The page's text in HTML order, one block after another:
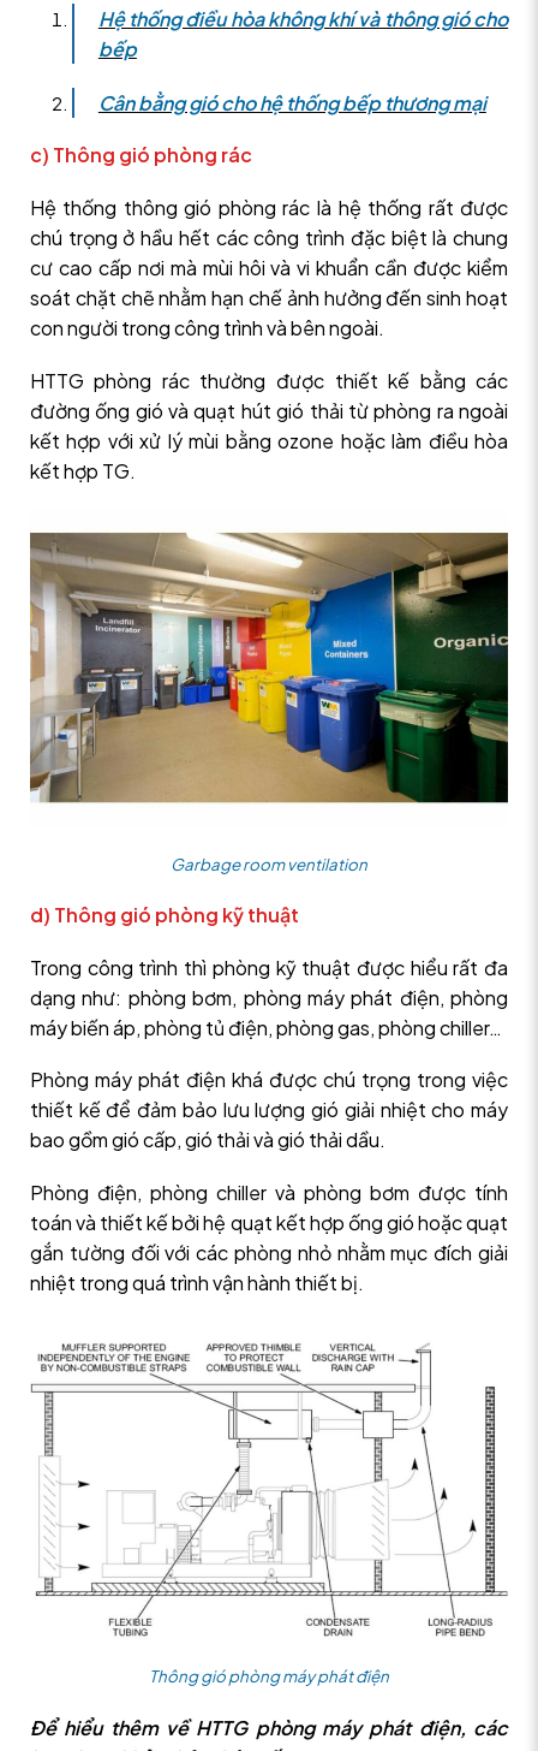
Hệ thống điều hòa không khí và thông gió cho
bếp
Cân bằng gió cho hệ thống bếp thương mại
c) Thông gió phòng rác
Hệ thống thông gió phòng rác là hệ thống rất được
chú trọng ở hầu hết các công trình đặc biệt là chung
cư cao cấp nơi mà mùi hôi và vi khuẩn cần được kiểm
soát chặt chẽ nhằm hạn chế ảnh hưởng đến sinh hoạt
con người trong công trình và bên ngoài.
HTTG phòng rác thường được thiết kế bằng các
đường ống gió và quạt hút gió thải từ phòng ra ngoài
kết hợp với xử lý mùi bằng ozone hoặc làm điều hòa
kết hợp TG.
Garbage room ventilation
d) Thông gió phòng kỹ thuật
Trong công trình thì phòng kỹ thuật được hiểu rất đa
dạng như: phòng bơm, phòng máy phát điện, phòng
máy biến áp, phòng tủ điện, phòng gas, phòng chiller…
Phòng máy phát điện khá được chú trọng trong việc
thiết kế để đảm bảo lưu lượng gió giải nhiệt cho máy
bao gồm gió cấp, gió thải và gió thải dầu.
Phòng điện, phòng chiller và phòng bơm được tính
toán và thiết kế bởi hệ quạt kết hợp ống gió hoặc quạt
gắn tường đối với các phòng nhỏ nhằm mục đích giải
nhiệt trong quá trình vận hành thiết bị.
Thông gió phòng máy phát điện
Để hiểu thêm về HTTG phòng máy phát điện, các